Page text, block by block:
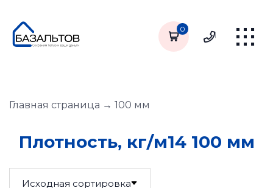
0
Главная страница → 100 мм
Плотность, кг/м14 100 мм